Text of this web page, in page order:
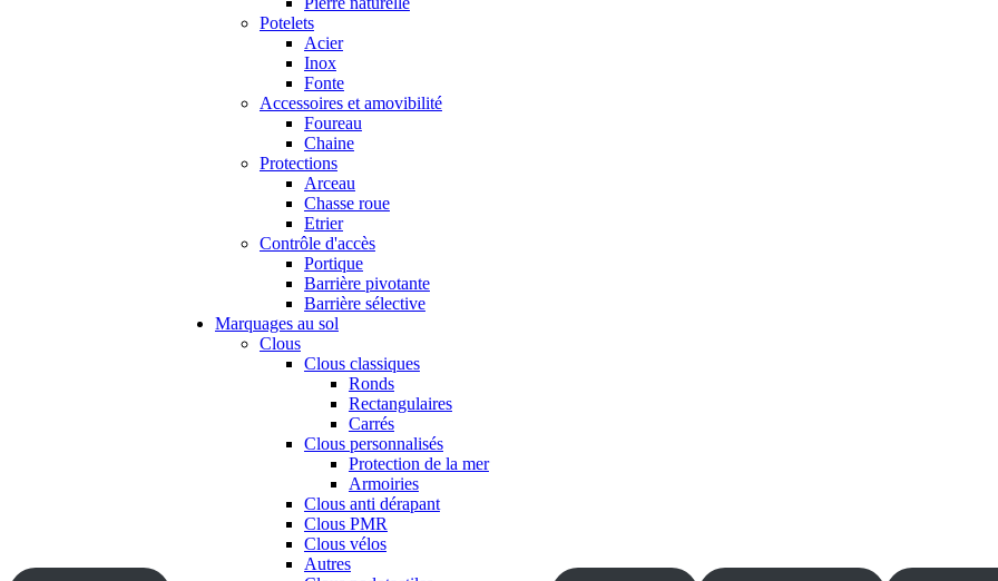
Potelets
Acier
Inox
Fonte
Accessoires et amovibilité
Foureau
Chaine
Protections
Arceau
Chasse roue
Etrier
Contrôle d'accès
Portique
Barrière pivotante
Barrière sélective
Marquages au sol
Clous
Clous classiques
Ronds
Rectangulaires
Carrés
Clous personnalisés
Protection de la mer
Armoiries
Clous anti dérapant
Clous PMR
Clous vélos
Autres